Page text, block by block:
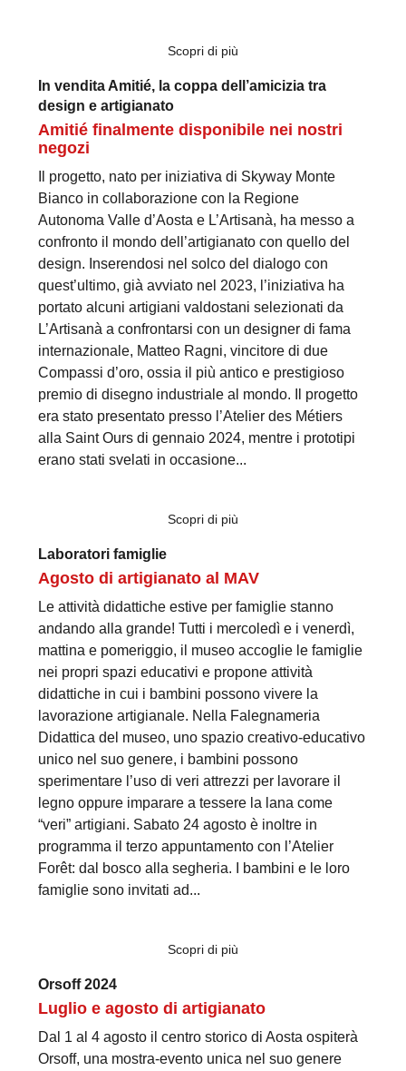
Scopri di più
In vendita Amitié, la coppa dell’amicizia tra
design e artigianato
Amitié finalmente disponibile nei nostri
negozi
Il progetto, nato per iniziativa di Skyway Monte
Bianco in collaborazione con la Regione
Autonoma Valle d’Aosta e L’Artisanà, ha messo a
confronto il mondo dell’artigianato con quello del
design. Inserendosi nel solco del dialogo con
quest’ultimo, già avviato nel 2023, l’iniziativa ha
portato alcuni artigiani valdostani selezionati da
L’Artisanà a confrontarsi con un designer di fama
internazionale, Matteo Ragni, vincitore di due
Compassi d’oro, ossia il più antico e prestigioso
premio di disegno industriale al mondo. Il progetto
era stato presentato presso l’Atelier des Métiers
alla Saint Ours di gennaio 2024, mentre i prototipi
erano stati svelati in occasione...
Scopri di più
Laboratori famiglie
Agosto di artigianato al MAV
Le attività didattiche estive per famiglie stanno
andando alla grande! Tutti i mercoledì e i venerdì,
mattina e pomeriggio, il museo accoglie le famiglie
nei propri spazi educativi e propone attività
didattiche in cui i bambini possono vivere la
lavorazione artigianale. Nella Falegnameria
Didattica del museo, uno spazio creativo-educativo
unico nel suo genere, i bambini possono
sperimentare l’uso di veri attrezzi per lavorare il
legno oppure imparare a tessere la lana come
“veri” artigiani. Sabato 24 agosto è inoltre in
programma il terzo appuntamento con l’Atelier
Forêt: dal bosco alla segheria. I bambini e le loro
famiglie sono invitati ad...
Scopri di più
Orsoff 2024
Luglio e agosto di artigianato
Dal 1 al 4 agosto il centro storico di Aosta ospiterà
Orsoff, una mostra-evento unica nel suo genere